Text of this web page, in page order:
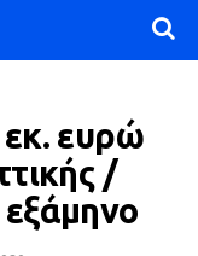
εκ. ευρώ
/